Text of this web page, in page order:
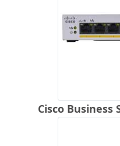
Cisco Business